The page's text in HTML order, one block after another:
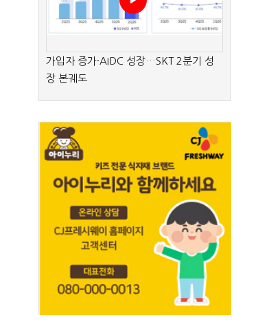
가입자 증가·AIDC 성장…SKT 2분기 성
장 본궤도